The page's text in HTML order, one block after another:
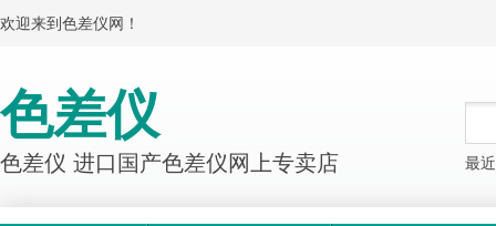
欢迎来到色差仪网！
色差仪
色差仪 进口国产色差仪网上专卖店 最